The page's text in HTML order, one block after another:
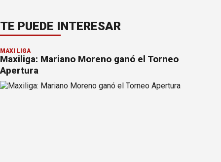
TE PUEDE INTERESAR
MAXI LIGA
Maxiliga: Mariano Moreno ganó el Torneo
Apertura